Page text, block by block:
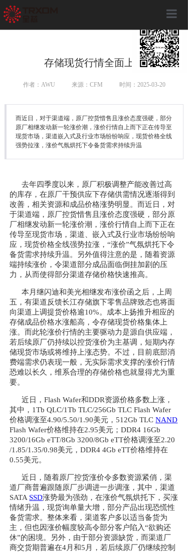
关于全芯
产品服务
全芯动态
联系我们
存储现货行情全面上扬
作者：AWU 来源：CFM 时间：2025-03-20
而近日，对于渠道端，原厂控货惜售且涨价态度强硬，部分
原厂相继发动新一轮涨价潮，涨价行情自上而下正在传导至
现货市场，渠道嵌入式及行业市场纷纷响应，现货价格全线
强势拉涨，涨价气氛烘托下令备货需求持续升温
去年四季度以来，原厂积极调整产能改善过高
的库存，在原厂干预供应下存储供需情况逐渐得到
改善，相关资源和成品价格涨势明显。而近日，对
于渠道端，原厂控货惜售且涨价态度强硬，部分原
厂相继发动新一轮涨价潮，涨价行情自上而下正在
传导至现货市场，渠道、嵌入式及行业市场纷纷响
应，现货价格全线强势拉涨，“涨价”气氛烘托下令
备货需求持续升温。另外值得注意的是，随着资源
端持续涨价，令渠道部分成品面临倒挂加剧的压
力，从而使得部分渠道存储价格快速推高。
本月继闪迪和美光相继发布涨价函之后，上周
五，有渠道反馈长江存储旗下零售品牌致态也将面
向渠道上调提货价格逾10%。成本上扬推升相应的
存储成品价格水涨船高，令存储现货价格集体上
涨。而此轮涨价行情的主要驱动力是源自供应端，
若后续原厂仍持续以控货涨价为主基调，短期内存
储现货市场或将维持上涨态势。不过，目前底部消
费端需求仍表现一般，无实际需求支撑的涨价行情
恐难以长久，维系合理的存储价格也就显得尤为重
要。
近日，Flash Wafer和DDR资源价格多数上涨，
其中，1Tb QLC/1Tb TLC/256Gb TLC Flash Wafer
价格调涨至4.90/5.50/1.90美元，512Gb TLCNAND
Flash Wafer价格维持在2.95美元；DDR4 16Gb
3200/16Gb eTT/8Gb 3200/8Gb eTT价格调涨至2.20
/1.85/1.35/0.98美元，DDR4 4Gb eTT价格维持在
0.55美元。
近日，随着原厂控货涨价令多数资源紧俏，渠
道厂商普遍跟随原厂步调进一步调涨，其中，渠道
SATA SSD涨势最为强劲，在涨价气氛烘托下，买涨
情绪升温，现货询单量大增，部分产品出现恐慌性
备货需求。整体来看，渠道客户多以适当备货为
主，但也因涨价幅度较高令部分客户陷入“欲购还
休”的困境。另外，由于部分资源缺货，而渠道厂
商交货期普遍在4月和5月，若后续原厂仍继续控制